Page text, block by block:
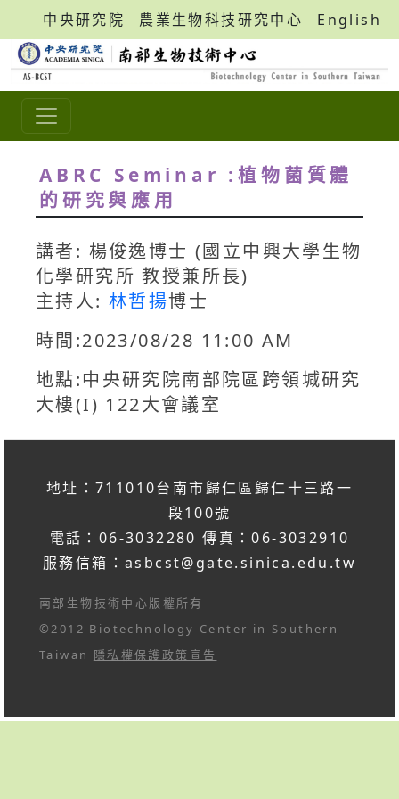
中央研究院 農業生物科技研究中心 English
ABRC Seminar :植物菌質體
的研究與應用
講者: 楊俊逸博士 (國立中興大學生物
化學研究所 教授兼所長)
主持人: 林哲揚博士
時間:2023/08/28 11:00 AM
地點:中央研究院南部院區跨領堿研究
大樓(I) 122大會議室
地址：711010台南市歸仁區歸仁十三路一
段100號
電話：06-3032280 傳真：06-3032910
服務信箱： asbcst@gate.sinica.edu.tw
南部生物技術中心版權所有
©2012 Biotechnology Center in Southern
Taiwan 隱私權保護政策宣告